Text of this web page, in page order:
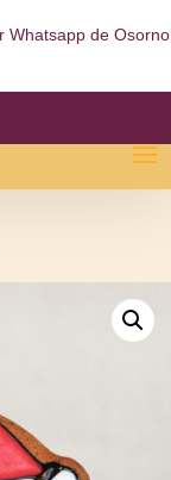
Whatsapp de Osorno